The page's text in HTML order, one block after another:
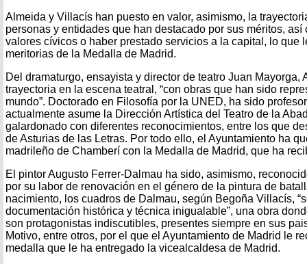
Almeida y Villacís han puesto en valor, asimismo, la
personas y entidades que han destacado por sus méritos,
valores cívicos o haber prestado servicios a la capital, lo que
meritorias de la Medalla de Madrid.
Del dramaturgo, ensayista y director de teatro Juan Mayorga,
trayectoria en la escena teatral, “con obras que han sido
mundo”. Doctorado en Filosofía por la UNED, ha sido
actualmente asume la Dirección Artística del Teatro de la
galardonado con diferentes reconocimientos, entre los que
de Asturias de las Letras. Por todo ello, el Ayuntamiento ha
madrileño de Chamberí con la Medalla de Madrid, que ha
El pintor Augusto Ferrer-Dalmau ha sido, asimismo,
por su labor de renovación en el género de la pintura de
nacimiento, los cuadros de Dalmau, según Begoña Villacís,
documentación histórica y técnica inigualable”, una obra
son protagonistas indiscutibles, presentes siempre en sus
Motivo, entre otros, por el que el Ayuntamiento de Madrid le
medalla que le ha entregado la vicealcaldesa de Madrid.